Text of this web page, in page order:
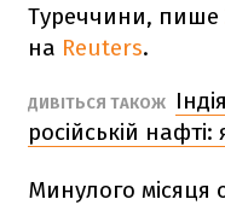
Туреччини, пише
на Reuters.
ДИВІТЬСЯ ТАКОЖ
російській
Минулого місяця